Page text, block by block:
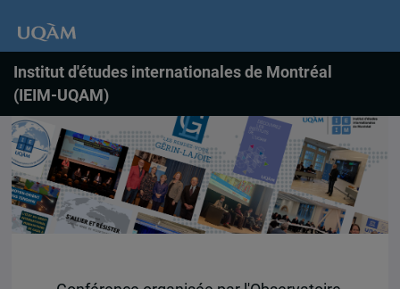
Institut d'études internationales de Montréal
(IEIM-UQAM)